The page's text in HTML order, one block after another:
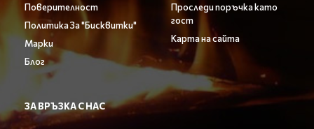
Поверителност
Политика За "Бисквитки"
Марки
Блог
Проследи поръчка като
гост
Карта на сайта
ЗА ВРЪЗКА С НАС